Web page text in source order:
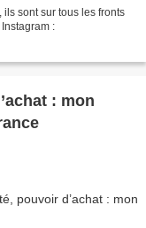
sont sur tous les fronts
:
: mon